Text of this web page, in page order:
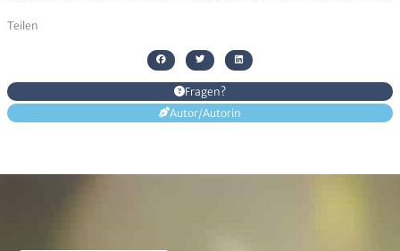
Teilen
Fragen?
Autor/Autorin